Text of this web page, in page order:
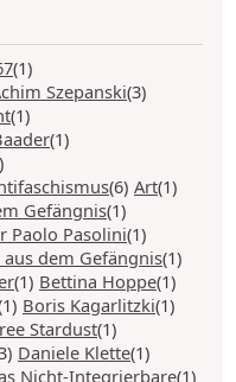
(1)
Szepanski(3)
(1)
(1)
(6) Art(1)
Gefängnis(1)
Paolo Pasolini(1)
dem Gefängnis(1)
(1) Bettina Hoppe(1)
Boris Kagarlitzki(1)
Stardust(1)
Daniele Klette(1)
Nicht-Integrierbare(1)